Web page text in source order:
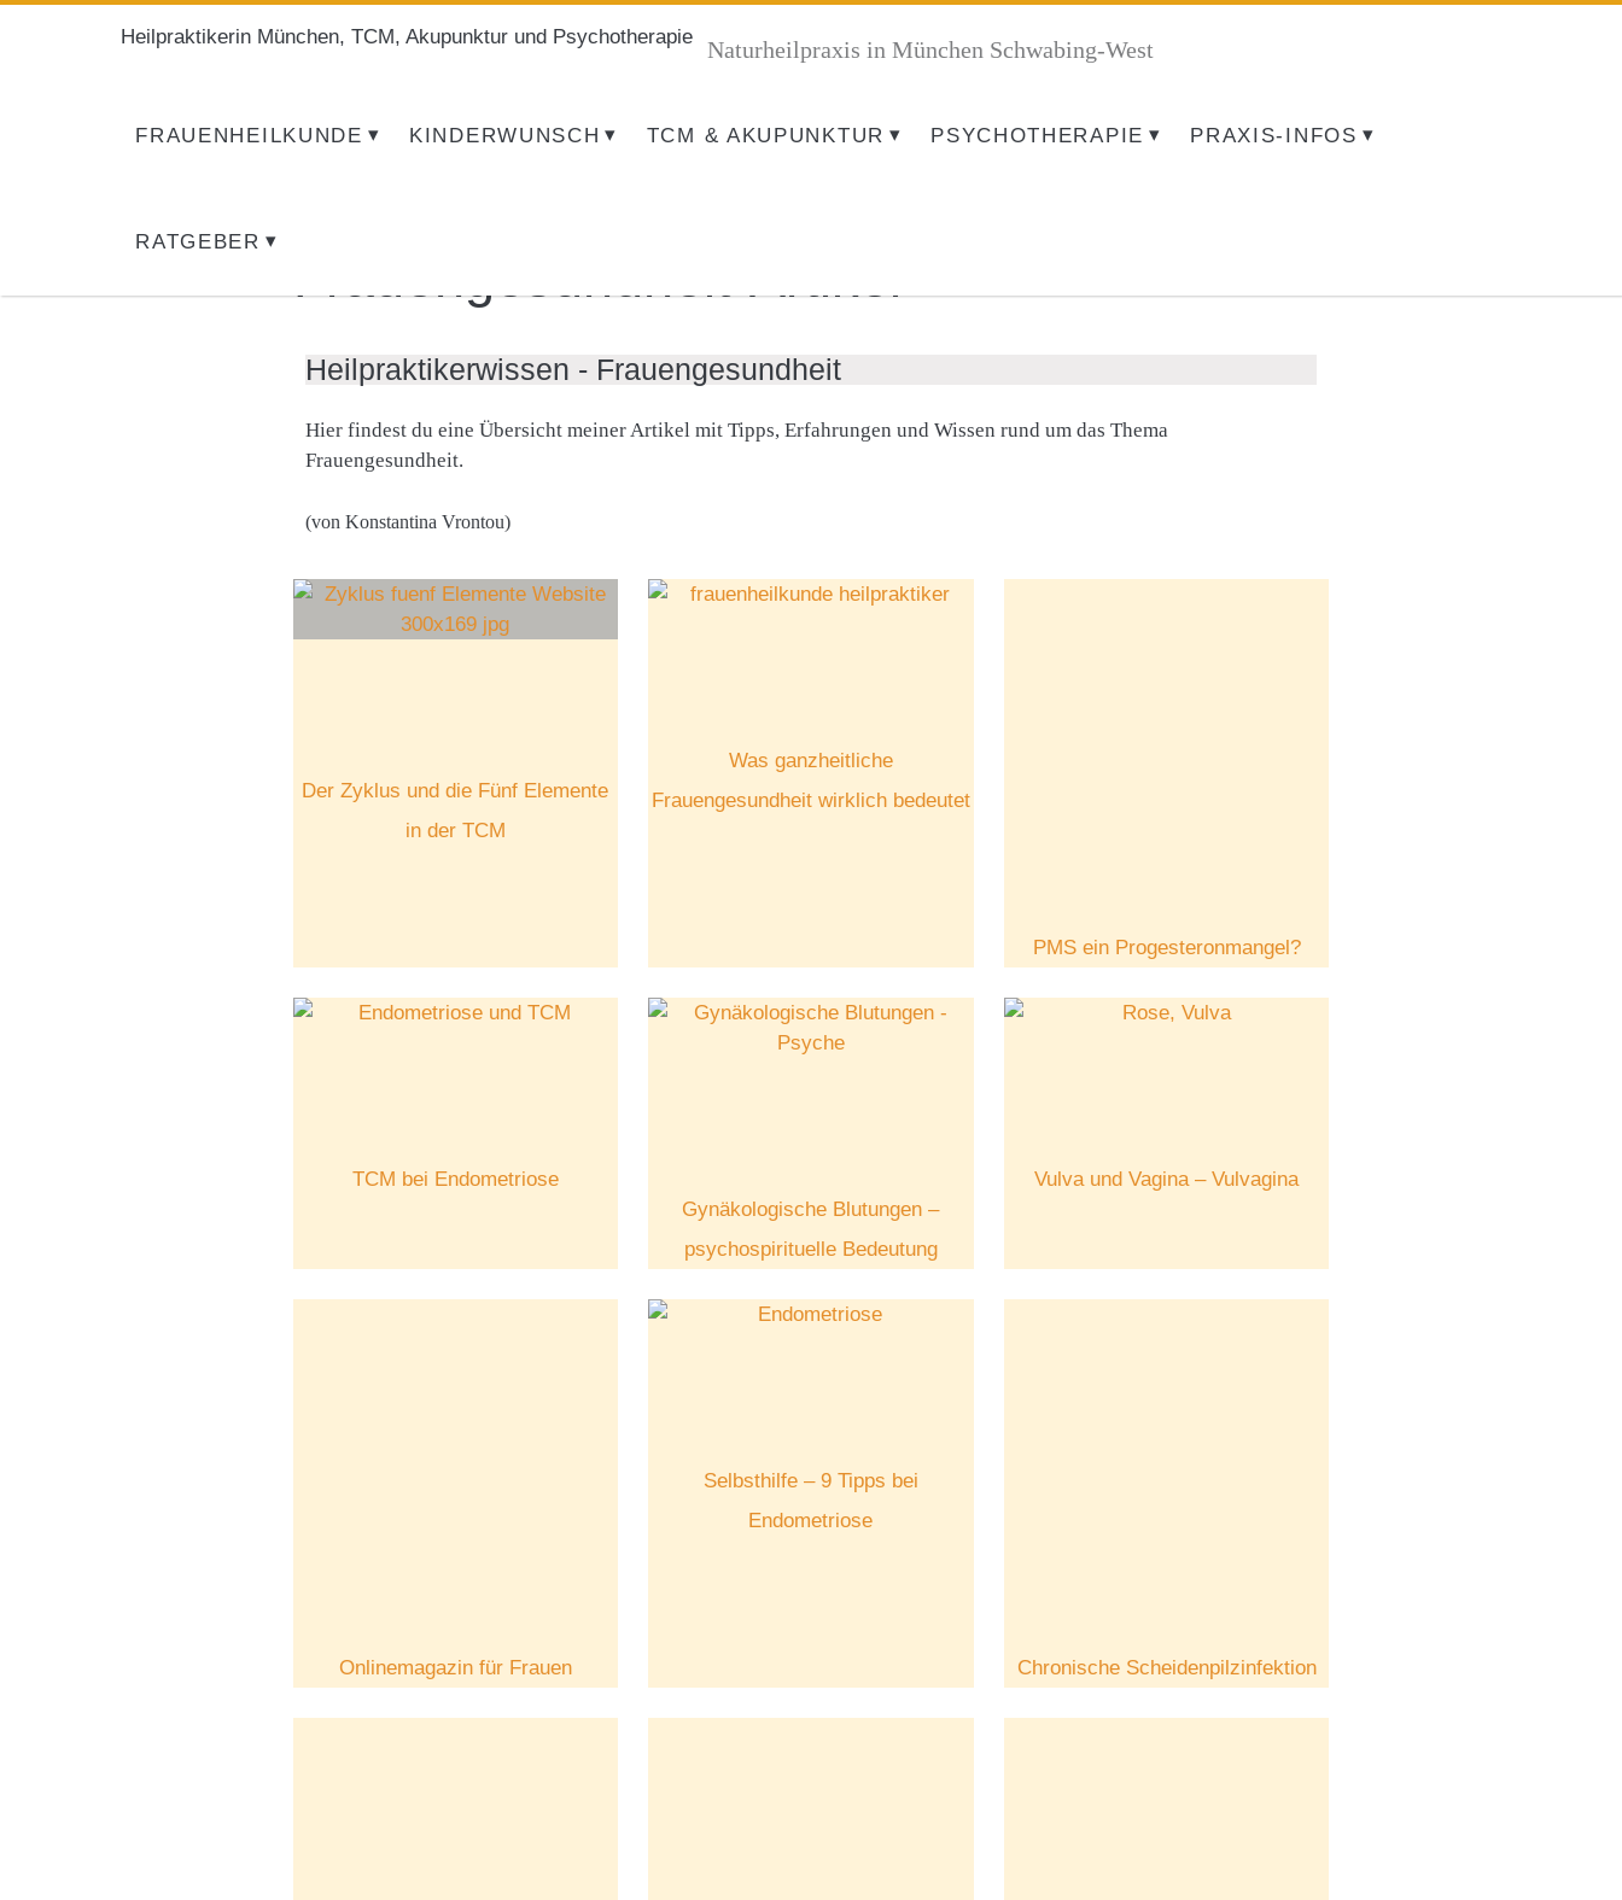
Springe zum Inhalt
Heilpraktikerin München, TCM, Akupunktur und Psychotherapie Naturheilpraxis in München Schwabing-West
FRAUENHEILKUNDE KINDERWUNSCH TCM & AKUPUNKTUR PSYCHOTHERAPIE PRAXIS-INFOS
RATGEBER
Heilpraktikerwissen - Frauengesundheit
Hier findest du eine Übersicht meiner Artikel mit Tipps, Erfahrungen und Wissen rund um das Thema
Frauengesundheit.
(von Konstantina Vrontou)
Der Zyklus und die Fünf Elemente
in der TCM
Was ganzheitliche
Frauengesundheit wirklich bedeutet
PMS ein Progesteronmangel?
TCM bei Endometriose
Gynäkologische Blutungen –
psychospirituelle Bedeutung
Vulva und Vagina – Vulvagina
Onlinemagazin für Frauen
Selbsthilfe – 9 Tipps bei
Endometriose
Chronische Scheidenpilzinfektion